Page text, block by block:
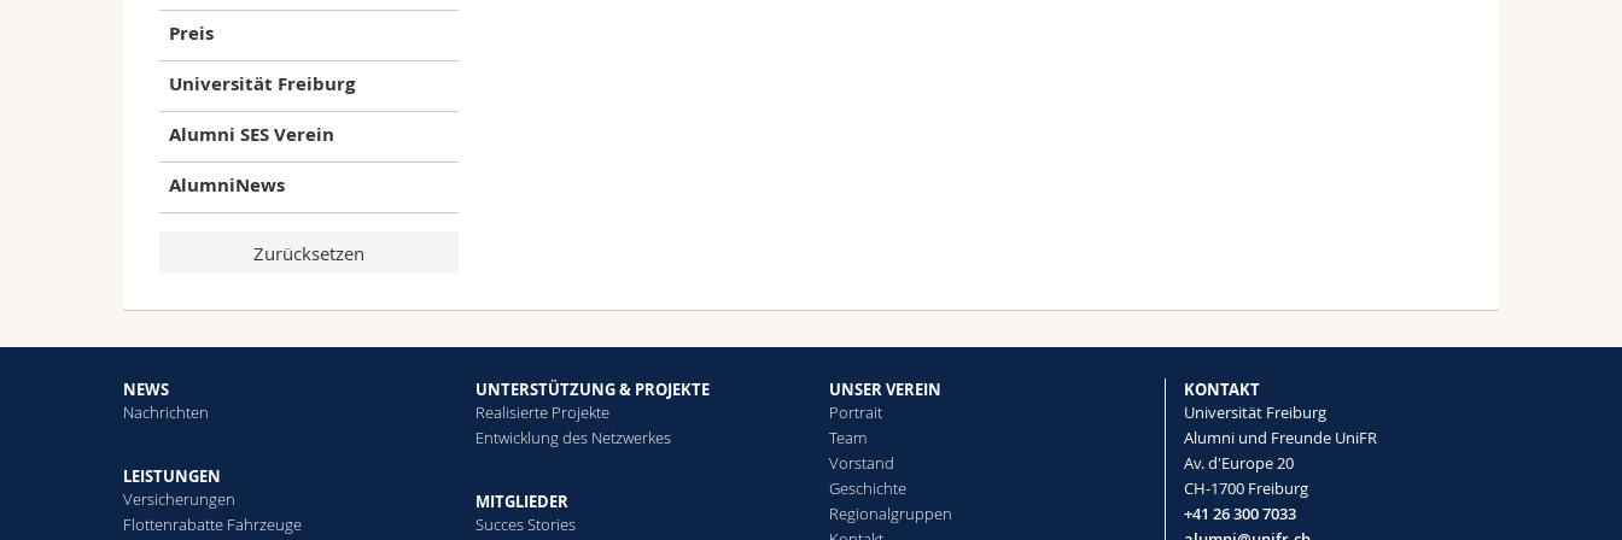
Preis
Universität Freiburg
Alumni SES Verein
AlumniNews
NEWS
Nachrichten
LEISTUNGEN
Versicherungen
Flottenrabatte Fahrzeuge
UNTERSTÜTZUNG & PROJEKTE
Realisierte Projekte
Entwicklung des Netzwerkes
MITGLIEDER
Succes Stories
UNSER VEREIN
Portrait
Team
Vorstand
Geschichte
Regionalgruppen
KONTAKT
Universität Freiburg
Alumni und Freunde UniFR
Av. d'Europe 20
CH-1700 Freiburg
+41 26 300 7033